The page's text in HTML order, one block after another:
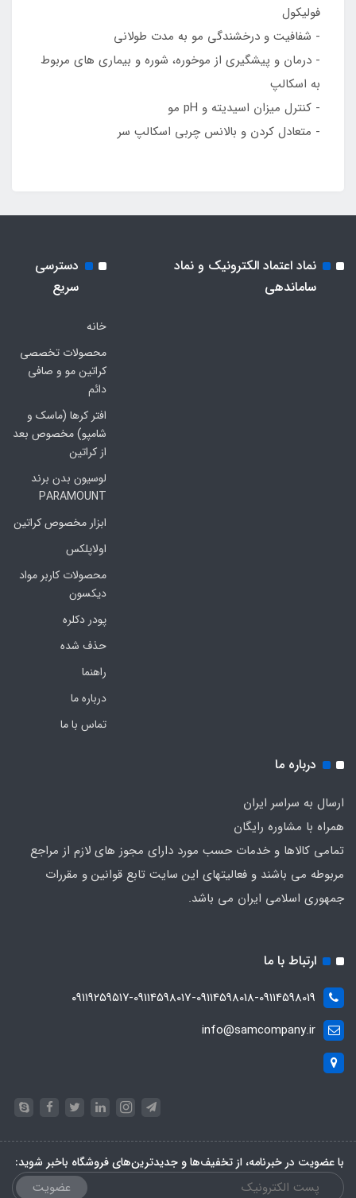
فولیکول
- شفافیت و درخشندگی مو به مدت طولانی
- درمان و پیشگیری از موخوره، شوره و بیماری های مربوط
به اسکالپ
- کنترل میزان اسیدیته و pH مو
- متعادل کردن و بالانس چربی اسکالپ سر
نماد اعتماد الکترونیک و نماد
ساماندهی
دسترسی
سریع
خانه
محصولات تخصصی
کراتین مو و صافی
دائم
افتر کرها (ماسک و
شامپو) مخصوص بعد
از کراتین
لوسیون بدن برند
PARAMOUNT
ابزار مخصوص کراتین
اولاپلکس
محصولات کاربر مواد
دیکسون
پودر دکلره
حذف شده
راهنما
درباره ما
تماس با ما
درباره ما
ارسال به سراسر ایران
همراه با مشاوره رایگان
تمامی کالاها و خدمات حسب مورد دارای مجوز های لازم از مراجع
مربوطه می باشند و فعالیتهای این سایت تابع قوانین و مقررات
جمهوری اسلامی ایران می باشد.
ارتباط با ما
۰۹۱۱۹۲۵۹۵۱۷-09114598017-09114598018-09114598019
info@samcompany.ir
با عضویت در خبرنامه، از تخفیف‌ها و جدیدترین‌های فروشگاه باخبر شوید:
عضویت